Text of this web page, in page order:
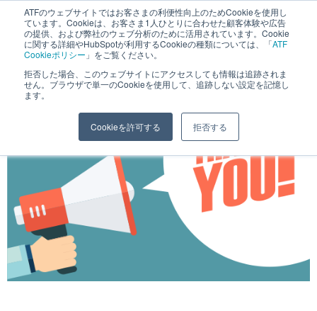
ATFのウェブサイトではお客さまの利便性向上のためCookieを使用し
ています。Cookieは、お客さま1人ひとりに合わせた顧客体験や広告
の提供、および弊社のウェブ分析のために活用されています。Cookie
に関する詳細やHubSpotが利用するCookieの種類については、「ATF
Cookieポリシー 」をご覧ください。
拒否した場合、このウェブサイトにアクセスしても情報は追跡されま
せん。ブラウザで単一のCookieを使用して、追跡しない設定を記憶し
ます。
Cookieを許可する 拒否する
長野県長野市・松本市ウェブ制作事業部 コンサルティングFIRM